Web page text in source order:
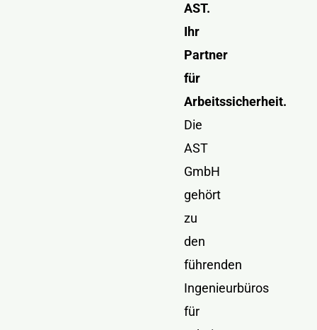
AST.
Ihr
Partner
für
Arbeitssicherheit.
Die
AST
GmbH
gehört
zu
den
führenden
Ingenieurbüros
für